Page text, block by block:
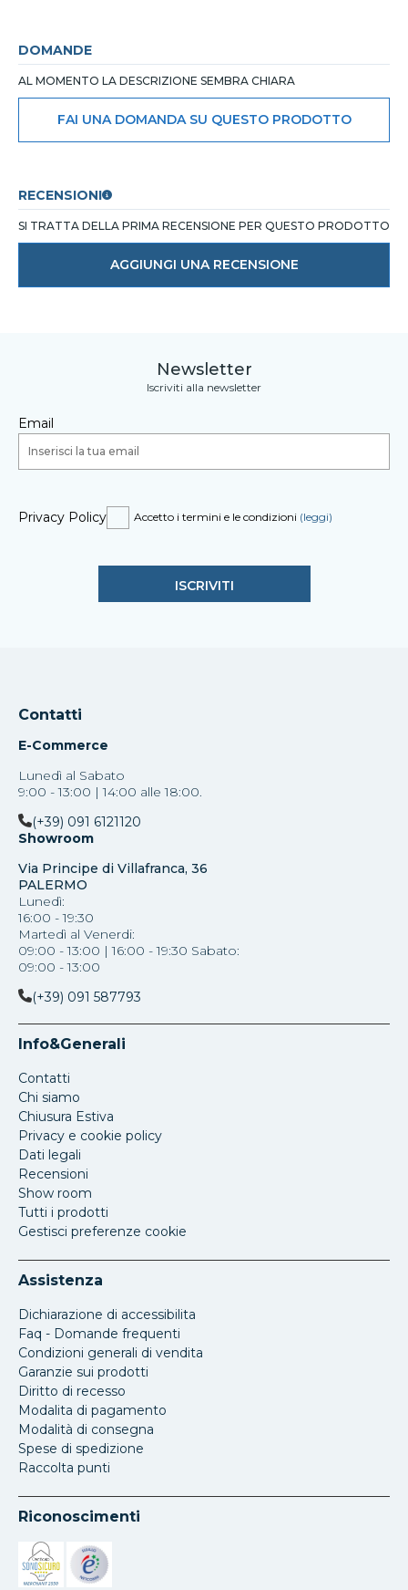
DOMANDE
AL MOMENTO LA DESCRIZIONE SEMBRA CHIARA
FAI UNA DOMANDA SU QUESTO PRODOTTO
RECENSIONI
SI TRATTA DELLA PRIMA RECENSIONE PER QUESTO PRODOTTO
AGGIUNGI UNA RECENSIONE
Newsletter
Iscriviti alla newsletter
Email
Privacy Policy Accetto i termini e le condizioni (leggi)
Contatti
E-Commerce
Lunedì al Sabato
9:00 - 13:00 | 14:00 alle 18:00.
(+39) 091 6121120
Showroom
Via Principe di Villafranca, 36
PALERMO
Lunedì:
16:00 - 19:30
Martedì al Venerdi:
09:00 - 13:00 | 16:00 - 19:30 Sabato:
09:00 - 13:00
(+39) 091 587793
Info&Generali
Contatti
Chi siamo
Chiusura Estiva
Privacy e cookie policy
Dati legali
Recensioni
Show room
Tutti i prodotti
Gestisci preferenze cookie
Assistenza
Dichiarazione di accessibilita
Faq - Domande frequenti
Condizioni generali di vendita
Garanzie sui prodotti
Diritto di recesso
Modalita di pagamento
Modalità di consegna
Spese di spedizione
Raccolta punti
Riconoscimenti